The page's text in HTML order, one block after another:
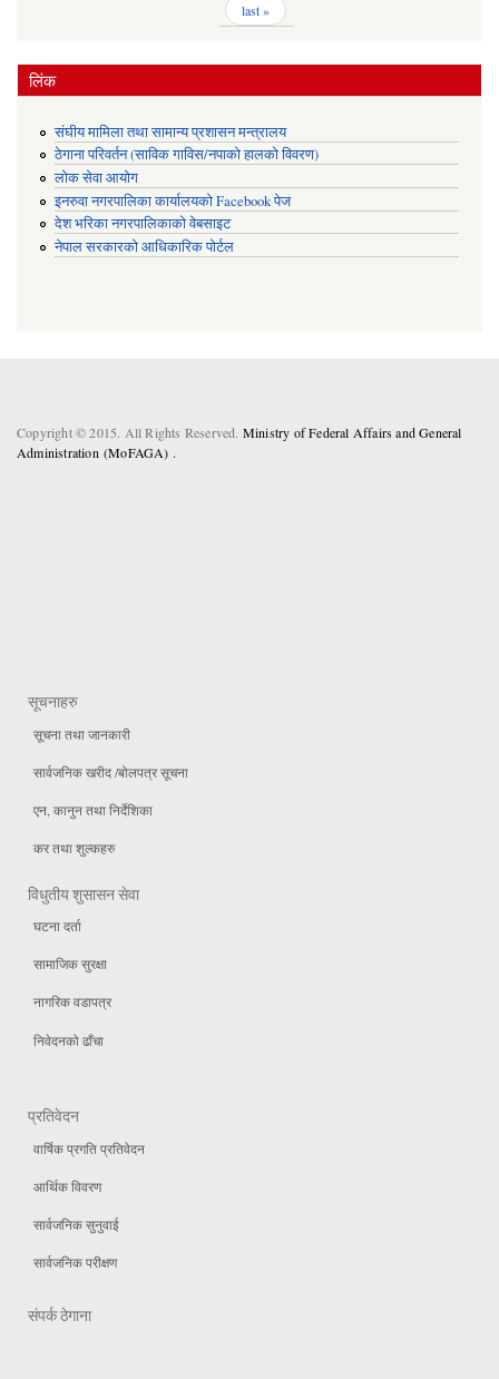
last »
लिंक
संघीय मामिला तथा सामान्य प्रशासन मन्त्रालय
ठेगाना परिवर्तन (साविक गाविस/नपाको हालको विवरण)
लोक सेवा आयोग
इनरुवा नगरपालिका कार्यालयको Facebook पेज
देश भरिका नगरपालिकाको वेबसाइट
नेपाल सरकारको आधिकारिक पोर्टल
Copyright © 2015. All Rights Reserved. Ministry of Federal Affairs and General
Administration (MoFAGA) .
सूचनाहरु
सूचना तथा जानकारी
सार्वजनिक खरीद /बोलपत्र सूचना
एन, कानुन तथा निर्देशिका
कर तथा शुल्कहरु
विधुतीय शुसासन सेवा
घटना दर्ता
सामाजिक सुरक्षा
नागरिक वडापत्र
निवेदनको ढाँचा
प्रतिवेदन
वार्षिक प्रगति प्रतिवेदन
आर्थिक विवरण
सार्वजनिक सुनुवाई
सार्वजनिक परीक्षण
संपर्क ठेगाना